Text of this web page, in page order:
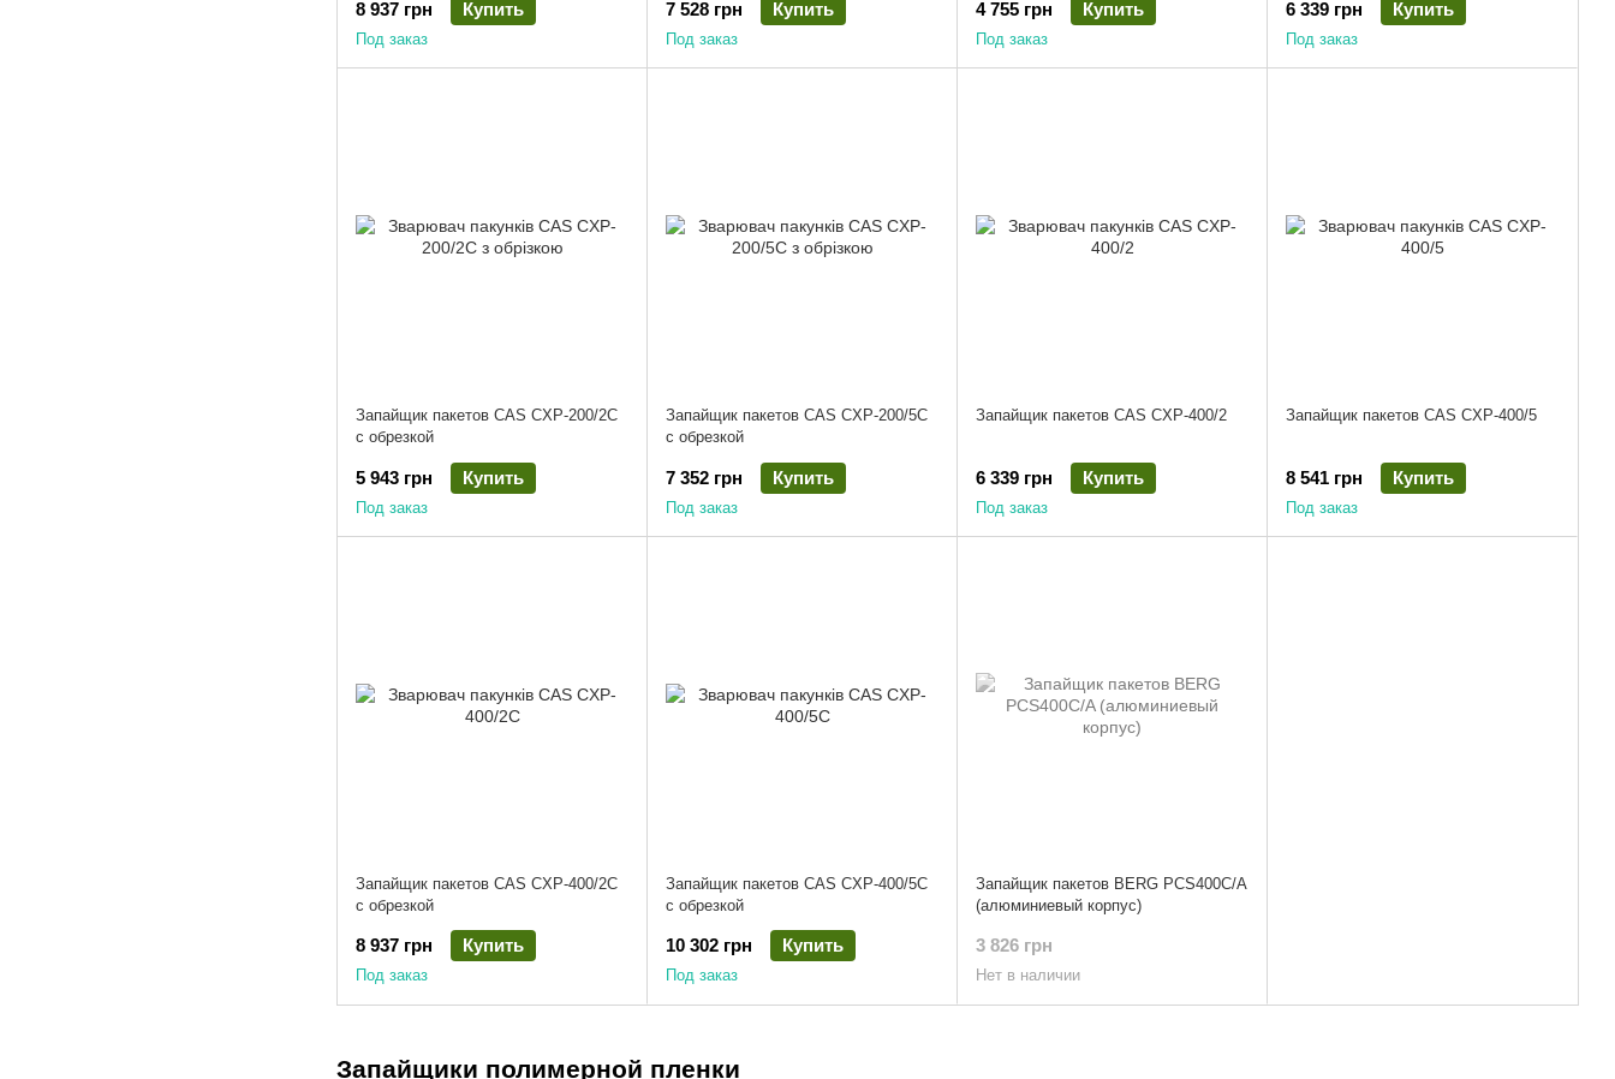
Запайщики полимерной пленки
8 937 грн Купить
Под заказ
7 528 грн Купить
Под заказ
4 755 грн Купить
Под заказ
6 339 грн Купить
Под заказ
Запайщик пакетов CAS CXP-200/2C
с обрезкой
5 943 грн Купить
Под заказ
Запайщик пакетов CAS CXP-200/5C
с обрезкой
7 352 грн Купить
Под заказ
Запайщик пакетов CAS CXP-400/2
6 339 грн Купить
Под заказ
Запайщик пакетов CAS CXP-400/5
8 541 грн Купить
Под заказ
Запайщик пакетов CAS CXP-400/2C
с обрезкой
8 937 грн Купить
Под заказ
Запайщик пакетов CAS CXP-400/5C
с обрезкой
10 302 грн Купить
Под заказ
Запайщик пакетов BERG PCS400C/A
(алюминиевый корпус)
3 826 грн
Нет в наличии